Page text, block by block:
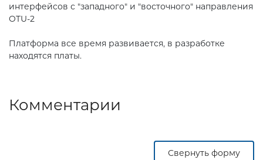
интерфейсов с "западного" и "восточного" направления
OTU-2
Платформа все время развивается, в разработке
находятся платы.
Комментарии
Свернуть форму